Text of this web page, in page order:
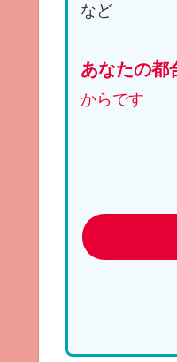
など
あなたの都
からです